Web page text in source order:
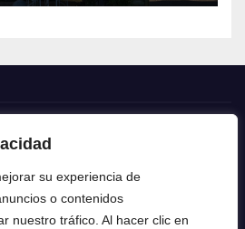
su experiencia de
o contenidos
nuestro tráfico. Al hacer clic en
Crónica 24